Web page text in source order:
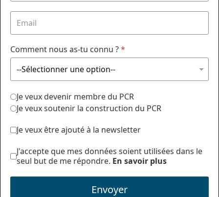
Comment nous as-tu connu ?*
Je veux devenir membre du PCR
Je veux soutenir la construction du PCR
Je veux être ajouté à la newsletter
J'accepte que mes données soient utilisées dans le
seul but de me répondre. En savoir plus
Envoyer